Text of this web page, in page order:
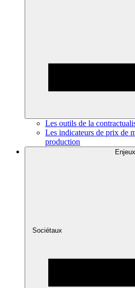
Les outils de la
Les indicateurs de prix de
production
Enjeux
Sociétaux